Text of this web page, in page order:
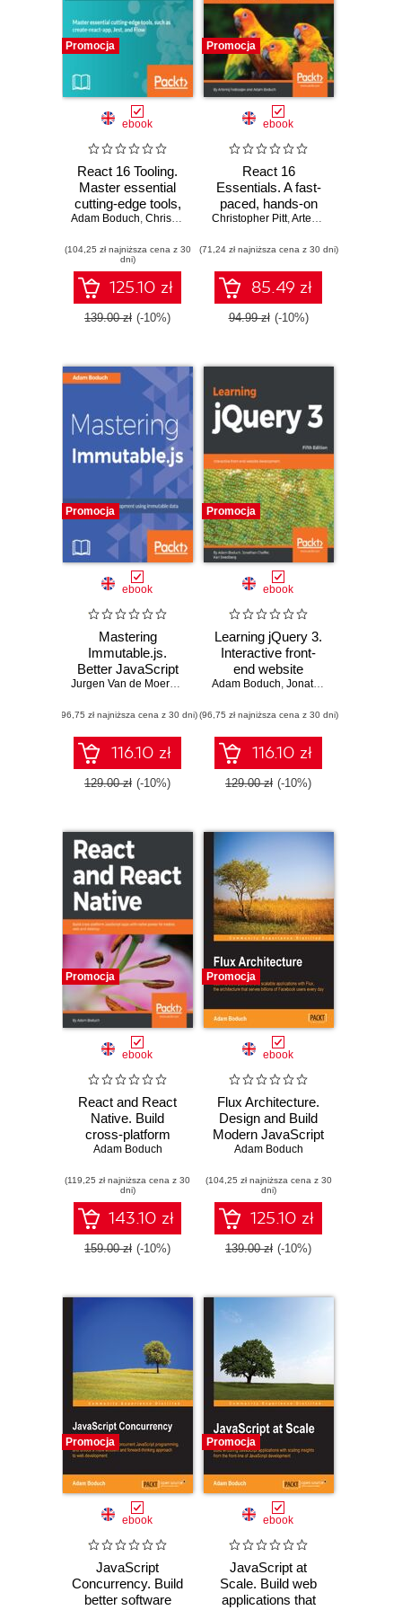
Promocja
ebook
React 16 Tooling.
Master essential
cutting-edge tools,
such as create-
and Flow
Adam Boduch, Christopher Pitt
(104,25 zł najniższa cena z 30
dni)
125.10 zł
139.00 zł (-10%)
Promocja
ebook
React 16
Essentials. A fast-
paced, hands-on
guide to designing
scalable and
maintainable web
apps with React 16
- Second Edition
Christopher Pitt,Artemij Fedosejev
(71,24 zł najniższa cena z 30 dni)
85.49 zł
94.99 zł (-10%)
Promocja
ebook
Mastering
Immutable.js.
Better JavaScript
development using
Jurgen Van de Moere, August Marcello III,Adam Boduch
(96,75 zł najniższa cena z 30 dni)
116.10 zł
129.00 zł (-10%)
Promocja
ebook
Learning jQuery 3.
Interactive front-
end website
development - Fifth
Adam Boduch, Jonathan Chaffer
(96,75 zł najniższa cena z 30 dni)
116.10 zł
129.00 zł (-10%)
Promocja
ebook
React and React
Native. Build
cross-platform
JavaScript apps
for mobile, web
and desktop
Adam Boduch
(119,25 zł najniższa cena z 30
dni)
143.10 zł
159.00 zł (-10%)
Promocja
ebook
Flux Architecture.
Design and Build
Modern JavaScript
Web Applications
Adam Boduch
(104,25 zł najniższa cena z 30
dni)
125.10 zł
139.00 zł (-10%)
Promocja
ebook
JavaScript
Concurrency. Build
better software
Promocja
ebook
JavaScript at
Scale. Build web
applications that